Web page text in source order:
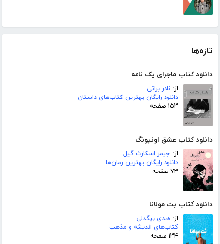
تازه‌ها
دانلود کتاب ماجرای یک نامه
از: نادر براتی
دانلود رایگان بهترین کتاب‌های داستان
۱۵۳ صفحه
دانلود کتاب عشق اونیونگ
از: جیمز اسکارث گیل
دانلود رایگان بهترین رمان‌ها
۷۳ صفحه
دانلود کتاب بت مولانا
از: هادی بیگدلی
کتاب‌های اندیشه و مذهب
۱۳۴ صفحه